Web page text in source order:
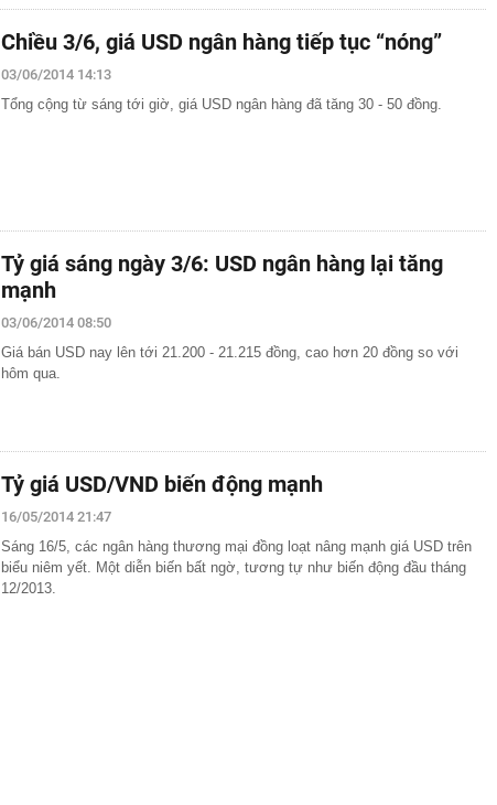
Chiều 3/6, giá USD ngân hàng tiếp tục “nóng”
03/06/2014 14:13
Tổng cộng từ sáng tới giờ, giá USD ngân hàng đã tăng 30 - 50 đồng.
Tỷ giá sáng ngày 3/6: USD ngân hàng lại tăng
mạnh
03/06/2014 08:50
Giá bán USD nay lên tới 21.200 - 21.215 đồng, cao hơn 20 đồng so với
hôm qua.
Tỷ giá USD/VND biến động mạnh
16/05/2014 21:47
Sáng 16/5, các ngân hàng thương mại đồng loạt nâng mạnh giá USD trên
biểu niêm yết. Một diễn biến bất ngờ, tương tự như biến động đầu tháng
12/2013.